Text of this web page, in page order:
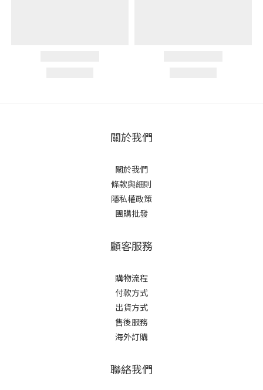
關於我們
關於我們
條款與細則
隱私權政策
團購批發
顧客服務
購物流程
付款方式
出貨方式
售後服務
海外訂購
聯絡我們